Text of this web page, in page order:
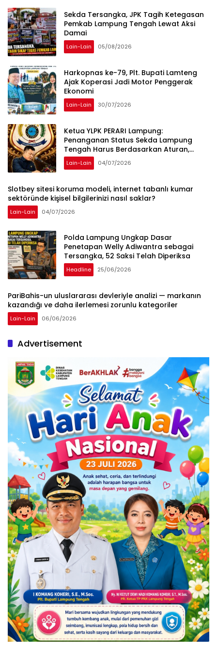
Sekda Tersangka, JPK Tagih Ketegasan
Pemkab Lampung Tengah Lewat Aksi
Damai
Lain-Lain 05/08/2026
Harkopnas ke-79, Plt. Bupati Lamteng
Ajak Koperasi Jadi Motor Penggerak
Ekonomi
Lain-Lain 30/07/2026
Ketua YLPK PERARI Lampung:
Penanganan Status Sekda Lampung
Tengah Harus Berdasarkan Aturan,
Bukan Tekanan Opini
Lain-Lain 04/07/2026
Slotbey sitesi koruma modeli, internet tabanlı kumar
sektöründe kişisel bilgilerinizi nasıl saklar?
Lain-Lain 04/07/2026
Polda Lampung Ungkap Dasar
Penetapan Welly Adiwantra sebagai
Tersangka, 52 Saksi Telah Diperiksa
Headline 25/06/2026
PariBahis-un uluslararası devleriyle analizi — markanın
kazandığı ve daha ilerlemesi zorunlu kategoriler
Lain-Lain 06/06/2026
Advertisement